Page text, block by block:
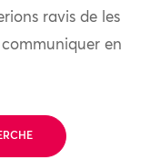
ravis de les
en